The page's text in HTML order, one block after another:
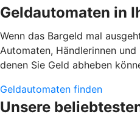
Geldautomaten in
Wenn das Bargeld mal
Automaten, Händlerinnen
denen Sie Geld abheben
Geldautomaten finden
Unsere